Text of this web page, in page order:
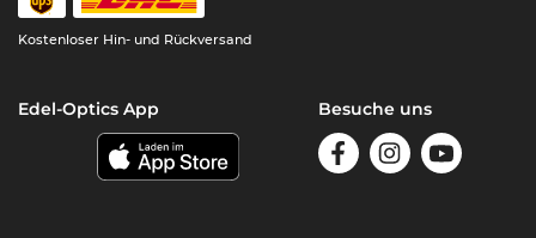
Kostenloser Hin- und Rückversand
Edel-Optics App Besuche uns